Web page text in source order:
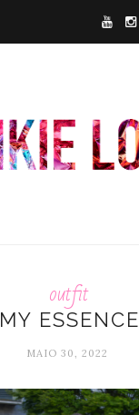
outfit
MY ESSENCE
MAIO 30, 2022